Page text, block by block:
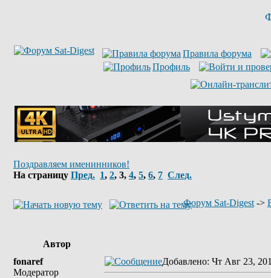
Правила форума
Профиль
Поздравляем именинников!
На страницу Пред. 1, 2, 3, 4, 5, 6, 7 След.
Форум Sat-Digest ->
Автор
fonaref
Модератор
Добавлено: Чт Авг 23,